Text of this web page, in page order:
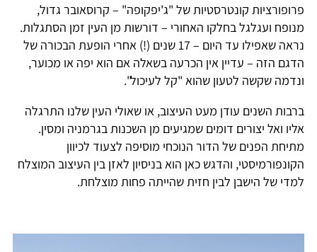
פרופורציות קונטרסטיות של "ג'יפקופה" – קרוסאובר גדול,
מנופח ועגלגל בחלקו האחורי – דורשות מן העין זמן הסתגלות.
נראה שאפילו עד היום – 17 שנים (!) אחרי הופעת הבכורה של
הדגם הזה – עדיין אין הכרעה בשאלה אם הוא יפה או מכוער,
ונדמה שקשה לטעון שהוא "קל לעיכול".
ברבות השנים עודן מעט העיצוב, או שאולי העין שלנו התרגלה
אליו ואל יצורים דומים שמגיעים מן השכנות בגרמניה ומסין.
מתיחת הפנים של הדור הנוכחי מוסיפה לצעוד לכיוון
הקונפורמיסטי, והדגש כאן הוא בניסיון לאזן בין העיצוב המוצלח
למדי של הישבן לבין חזית שהייתה פחות מוצלחת.